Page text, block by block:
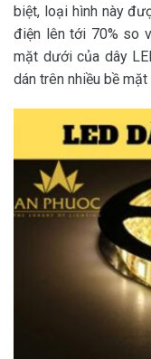
biệt, loại hình này
điện lên tới 70% so
mặt dưới của dây
dán trên nhiều bề